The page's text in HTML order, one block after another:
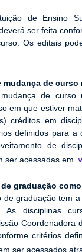
de Ensino
ser feita
Os editais
de curso
de
em que estiver
créditos em
definidos para
de
ser acessadas em
graduação
graduação tem
disciplinas
Coordenadora
critérios
ser acessados